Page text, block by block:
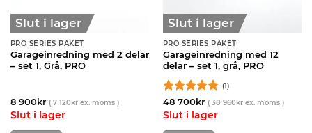
Slut i lager
PRO SERIES PAKET
Garageinredning med 2 delar
– set 1, Grå, PRO
8 900kr ( 7 120krex. moms )
Slut i lager
Slut i lager
PRO SERIES PAKET
Garageinredning med 12
delar – set 1, grå, PRO
Betygsatt5
av 5
(1)
48 700kr ( 38 960krex. moms )
Slut i lager